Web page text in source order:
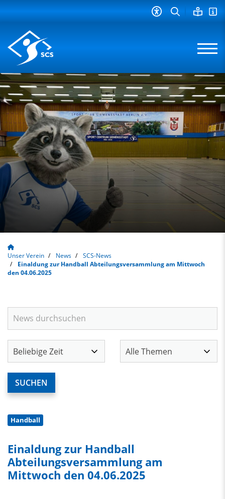
Unser Verein News
SCS-News
Einaldung zur Handball Abteilungsversammlung am Mittwoch
den 04.06.2025
Handball
Einaldung zur Handball
Abteilungsversammlung am
Mittwoch den 04.06.2025